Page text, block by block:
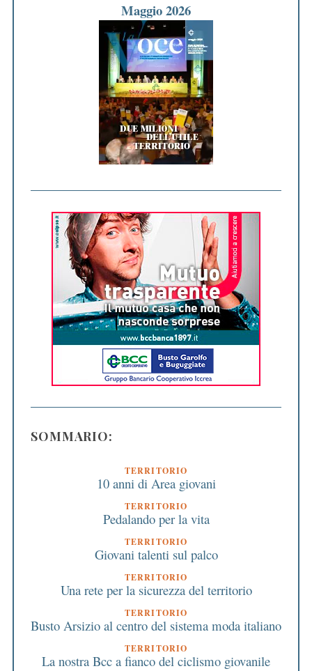
Maggio 2026
SOMMARIO:
TERRITORIO
10 anni di Area giovani
TERRITORIO
Pedalando per la vita
TERRITORIO
Giovani talenti sul palco
TERRITORIO
Una rete per la sicurezza del territorio
TERRITORIO
Busto Arsizio al centro del sistema moda italiano
TERRITORIO
La nostra Bcc a fianco del ciclismo giovanile